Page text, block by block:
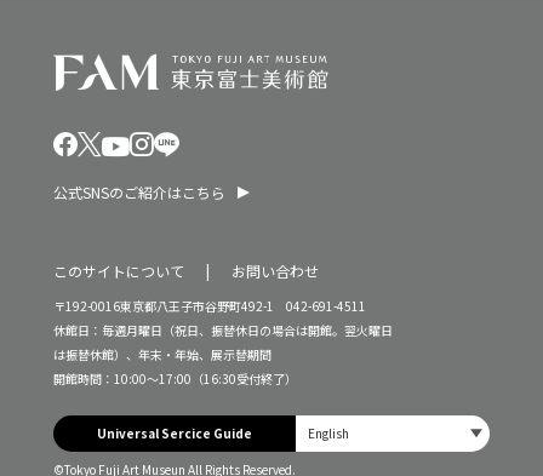
公式SNSのご紹介はこちら
このサイトについて お問い合わせ
〒192-0016東京都八王子市谷野町492-1 042-691-4511
休館日：毎週月曜日（祝日、振替休日の場合は開館。翌火曜日
は振替休館）、年末・年始、展示替期間
開館時間：10:00～17:00（16:30受付終了）
Universal Sercice Guide
©Tokyo Fuji Art Museun All Rights Reserved.